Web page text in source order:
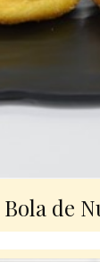
Bola de